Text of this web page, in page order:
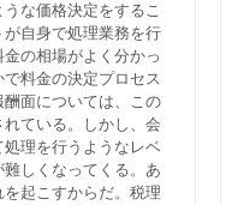
な価格決定をするこ
自身で処理業務を行
の相場がよく分かっ
料金の決定プロセス
面については、この
ている。しかし、会
理を行うようなレベ
しくなってくる。あ
起こすからだ。税理